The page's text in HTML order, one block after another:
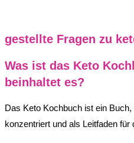
gestellte Fragen zu
Was ist das Keto
beinhaltet es?
Das Keto Kochbuch ist ein
konzentriert und als Leitfaden für